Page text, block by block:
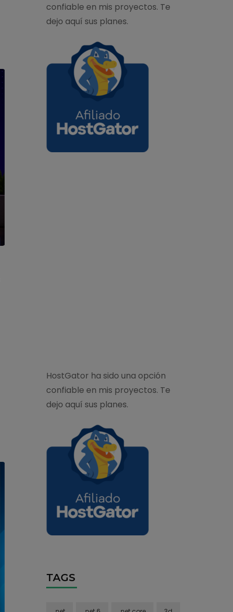
confiable en mis proyectos. Te
dejo aquí sus planes.
HostGator ha sido una opción
confiable en mis proyectos. Te
dejo aquí sus planes.
TAGS